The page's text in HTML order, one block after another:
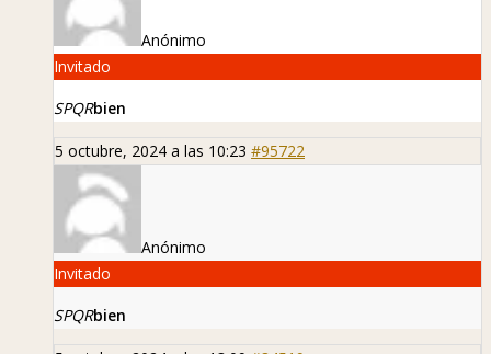
Anónimo
Invitado
SPQRbien
5 octubre, 2024 a las 10:23 #95722
Anónimo
Invitado
SPQRbien